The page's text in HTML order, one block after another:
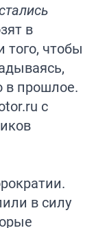
в
того, чтобы
в прошлое.
с
в силу